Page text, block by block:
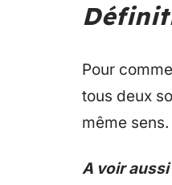
Pour
tous deux
même sens.
A voir aussi